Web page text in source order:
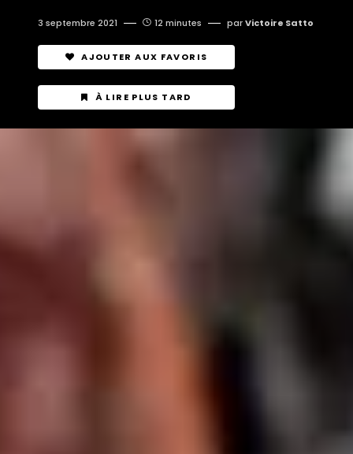
3 septembre 2021 12 minutes parVictoire Satto
AJOUTER AUX FAVORIS
À LIRE PLUS TARD